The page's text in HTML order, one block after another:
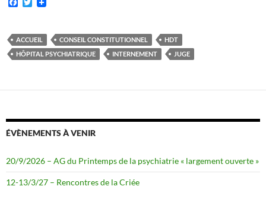
b
o
o
t
e
r
ACCUEIL CONSEIL CONSTITUTIONNEL
HDT
HÔPITAL PSYCHIATRIQUE
INTERNEMENT JUGE
ÉVÈNEMENTS À VENIR
20/9/2026 – AG du Printemps de la psychiatrie « largement ouverte »
12-13/3/27 – Rencontres de la Criée